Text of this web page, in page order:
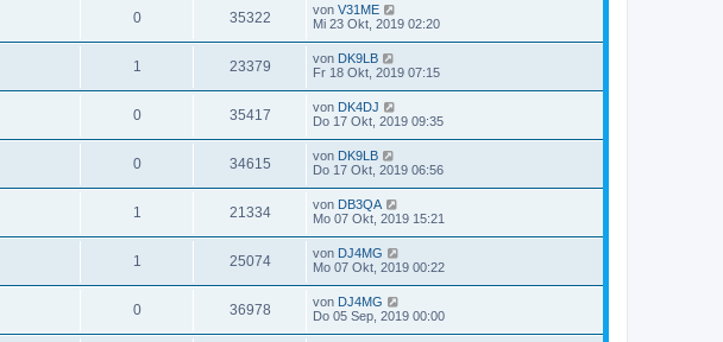
0 35322 von V31ME
Mi 23 Okt, 2019 02:20
1 23379 von DK9LB
Fr 18 Okt, 2019 07:15
0 35417 von DK4DJ
Do 17 Okt, 2019 09:35
0 34615 von DK9LB
Do 17 Okt, 2019 06:56
1 21334 von DB3QA
Mo 07 Okt, 2019 15:21
1 25074 von DJ4MG
Mo 07 Okt, 2019 00:22
0 36978 von DJ4MG
Do 05 Sep, 2019 00:00